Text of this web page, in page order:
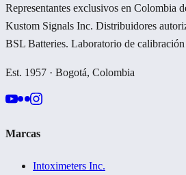
Representantes exclusivos en Colombia
Kustom Signals Inc. Distribuidores
BSL Batteries. Laboratorio de
Est. 1957 · Bogotá, Colombia
Marcas
Intoximeters Inc.